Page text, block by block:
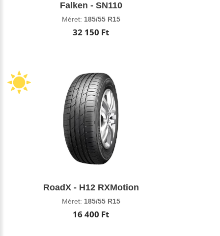
Falken - SN110
Méret: 185/55 R15
32 150 Ft
RoadX - H12 RXMotion
Méret: 185/55 R15
16 400 Ft